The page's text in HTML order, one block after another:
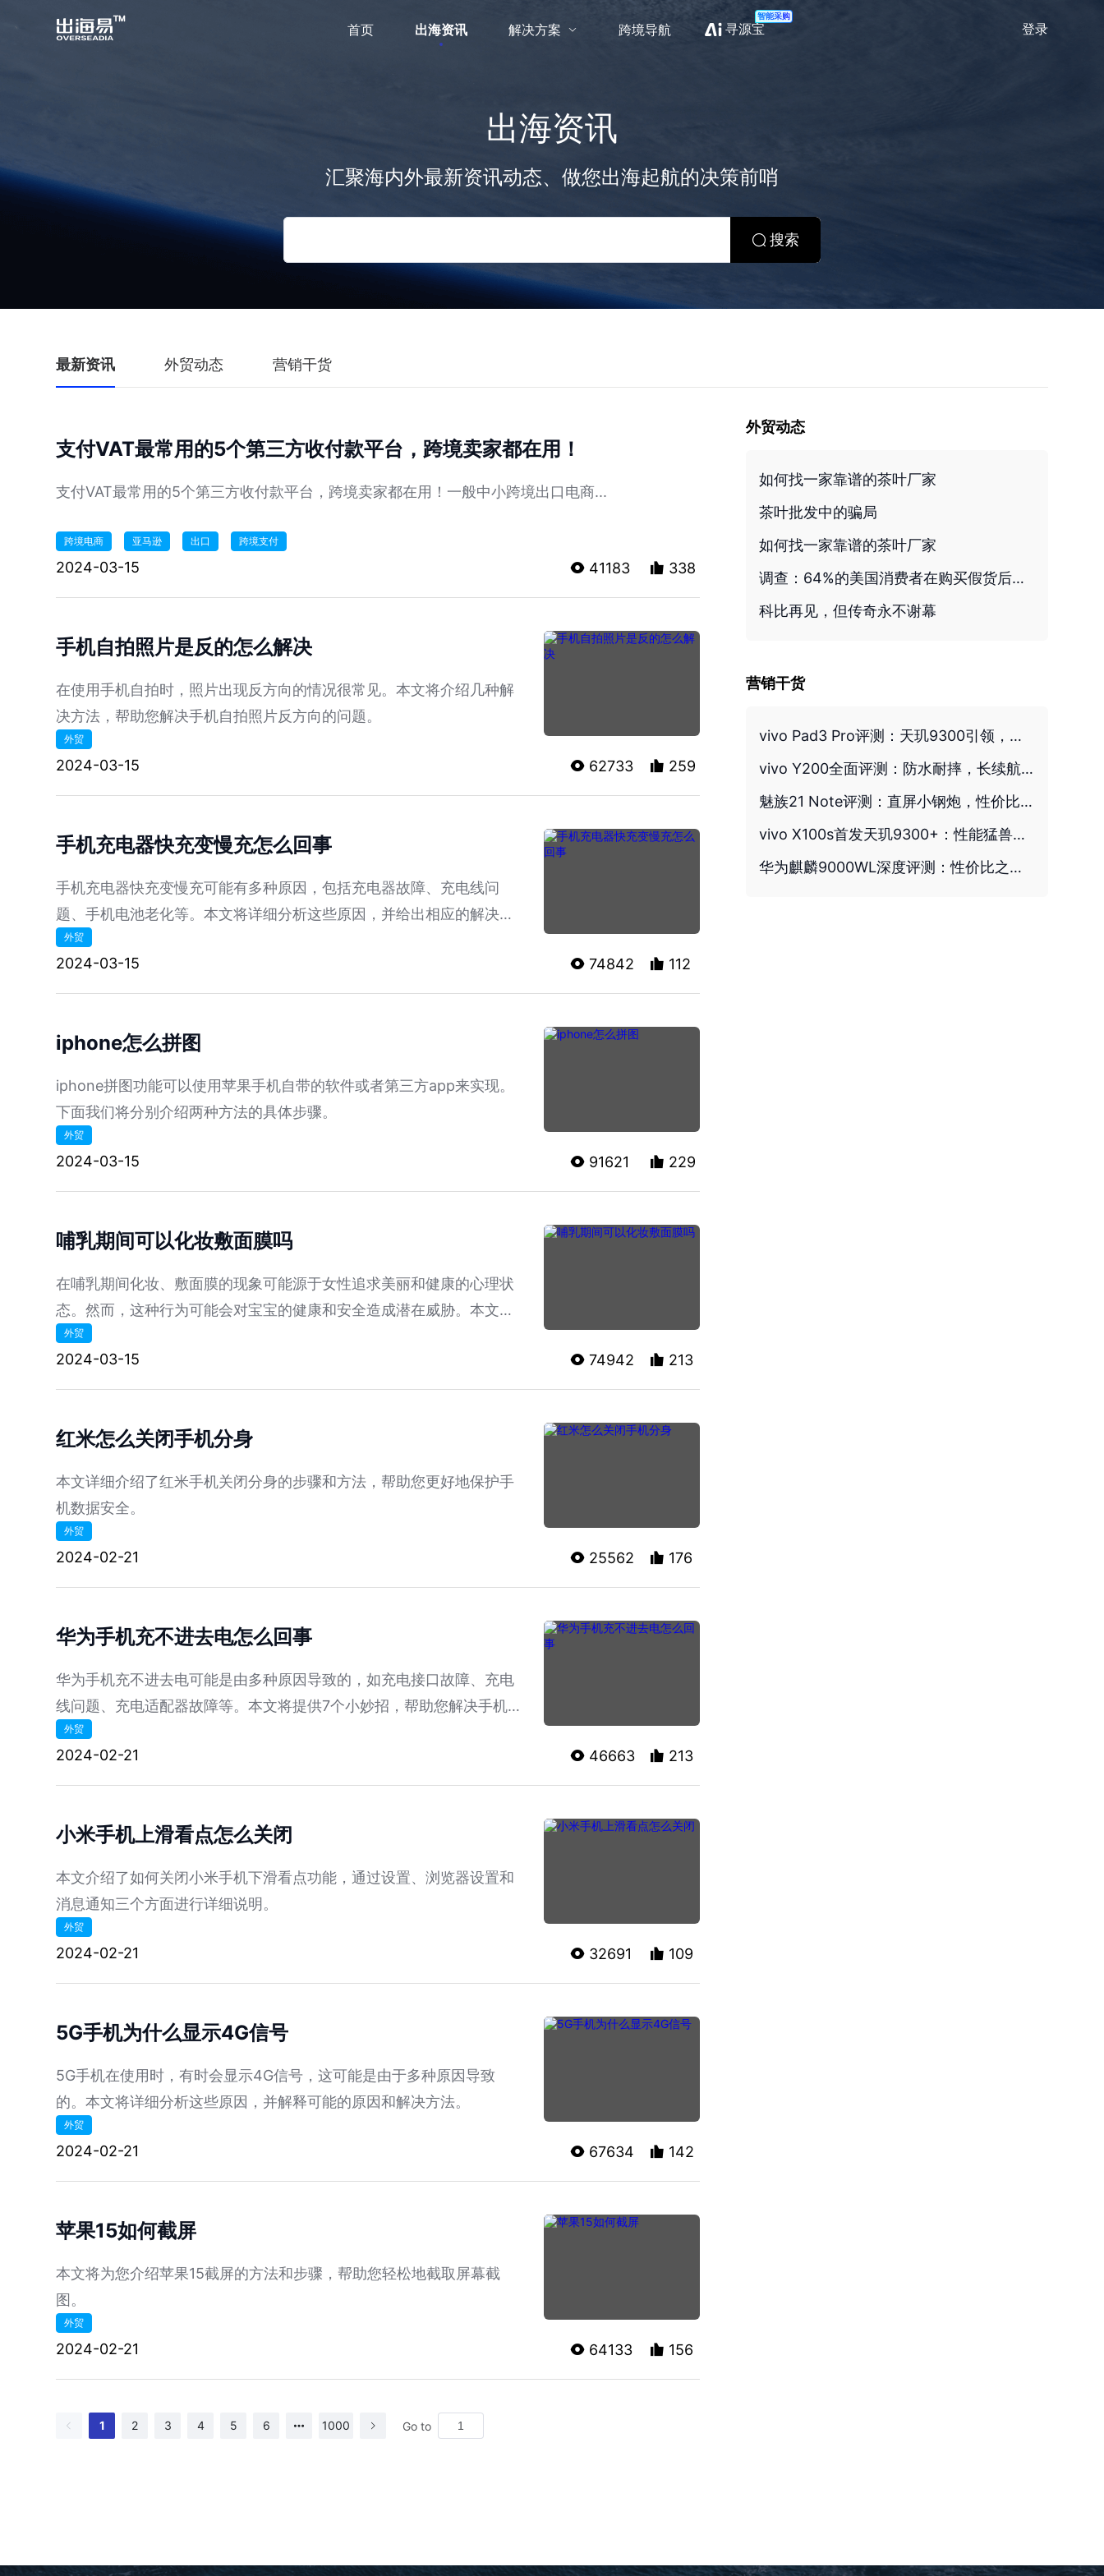
首页 出海资讯 解决方案 跨境导航 寻源宝
智能采购
登录
出海资讯
汇聚海内外最新资讯动态、做您出海起航的决策前哨
搜索
最新资讯 外贸动态 营销干货
支付VAT最常用的5个第三方收付款平台，跨境卖家都在用！
支付VAT最常用的5个第三方收付款平台，跨境卖家都在用！一般中小跨境出口电商...
跨境电商 亚马逊 出口 跨境支付
2024-03-15 41183 338
手机自拍照片是反的怎么解决
在使用手机自拍时，照片出现反方向的情况很常见。本文将介绍几种解
决方法，帮助您解决手机自拍照片反方向的问题。
外贸
2024-03-15 62733 259
手机充电器快充变慢充怎么回事
手机充电器快充变慢充可能有多种原因，包括充电器故障、充电线问
题、手机电池老化等。本文将详细分析这些原因，并给出相应的解决方
法。
外贸
2024-03-15 74842 112
iphone怎么拼图
iphone拼图功能可以使用苹果手机自带的软件或者第三方app来实现。
下面我们将分别介绍两种方法的具体步骤。
外贸
2024-03-15 91621 229
哺乳期间可以化妆敷面膜吗
在哺乳期间化妆、敷面膜的现象可能源于女性追求美丽和健康的心理状
态。然而，这种行为可能会对宝宝的健康和安全造成潜在威胁。本文将
探讨这种现象的原因和潜在风险，并给出相应的建议。
外贸
2024-03-15 74942 213
红米怎么关闭手机分身
本文详细介绍了红米手机关闭分身的步骤和方法，帮助您更好地保护手
机数据安全。
外贸
2024-02-21 25562 176
华为手机充不进去电怎么回事
华为手机充不进去电可能是由多种原因导致的，如充电接口故障、充电
线问题、充电适配器故障等。本文将提供7个小妙招，帮助您解决手机充
不进电的问题。
外贸
2024-02-21 46663 213
小米手机上滑看点怎么关闭
本文介绍了如何关闭小米手机下滑看点功能，通过设置、浏览器设置和
消息通知三个方面进行详细说明。
外贸
2024-02-21 32691 109
5G手机为什么显示4G信号
5G手机在使用时，有时会显示4G信号，这可能是由于多种原因导致
的。本文将详细分析这些原因，并解释可能的原因和解决方法。
外贸
2024-02-21 67634 142
苹果15如何截屏
本文将为您介绍苹果15截屏的方法和步骤，帮助您轻松地截取屏幕截
图。
外贸
2024-02-21 64133 156
1 2 3 4 5 6 1000 Go to
外贸动态
如何找一家靠谱的茶叶厂家
茶叶批发中的骗局
如何找一家靠谱的茶叶厂家
调查：64%的美国消费者在购买假货后对平台失去信任
科比再见，但传奇永不谢幕
营销干货
vivo Pad3 Pro评测：天玑9300引领，性能强悍的新旗舰平板
vivo Y200全面评测：防水耐摔，长续航打造千元实用新标杆
魅族21 Note评测：直屏小钢炮，性价比之选
vivo X100s首发天玑9300+：性能猛兽，游戏王者
华为麒麟9000WL深度评测：性价比之选，旗舰性能新标杆